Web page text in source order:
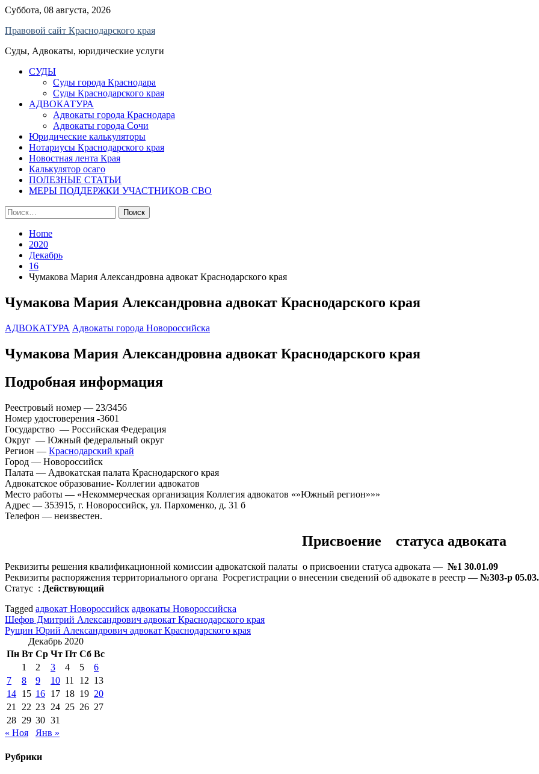
Skip
content
Суббота, 08 августа, 2026
Правовой сайт Краснодарского края
Суды, Адвокаты, юридические услуги
СУДЫ
Суды города Краснодара
Суды Краснодарского края
АДВОКАТУРА
Адвокаты города Краснодара
Адвокаты города Сочи
Юридические калькуляторы
Нотариусы Краснодарского края
Новостная лента Края
Калькулятор осаго
ПОЛЕЗНЫЕ СТАТЬИ
МЕРЫ ПОДДЕРЖКИ УЧАСТНИКОВ СВО
Найти:
Home
2020
Декабрь
16
Чумакова Мария Александровна адвокат Краснодарского края
Чумакова Мария Александровна адвокат Краснодарского края
АДВОКАТУРА Адвокаты города Новороссийска
Чумакова Мария Александровна адвокат Краснодарского края
Подробная информация
Реестровый номер — 23/3456
Номер удостоверения -3601
Государство — Российская Федерация
Округ — Южный федеральный округ
Регион — Краснодарский край
Город — Новороссийск
Палата — Адвокатская палата Краснодарского края
Адвокатское образование- Коллегии адвокатов
Место работы — «Некоммерческая организация Коллегия адвокатов «»Южный регион»»»
Адрес — 353915, г. Новороссийск, ул. Пархоменко, д. 31 б
Телефон — неизвестен.
Присвоение статуса адвоката
Реквизиты решения квалификационной комиссии адвокатской палаты о присвоении статуса адвоката — №1 30.01.09
Реквизиты распоряжения территориального органа Росрегистрации о внесении сведений об адвокате в реестр — №303-р
Статус : Действующий
Tagged адвокат Новороссийск адвокаты Новороссийска
Навигация
по
записям
Шефов Дмитрий Александрович адвокат Краснодарского края
Рущин Юрий Александрович адвокат Краснодарского края
Декабрь 2020
Пн Вт Ср Чт Пт Сб Вс
1
2 3 4 5
6
7
8 9 10 11 12 13
14 15 16 17 18 19 20
21
22 23 24 25 26 27
28 29 30 31
« Ноя
Янв »
Рубрики